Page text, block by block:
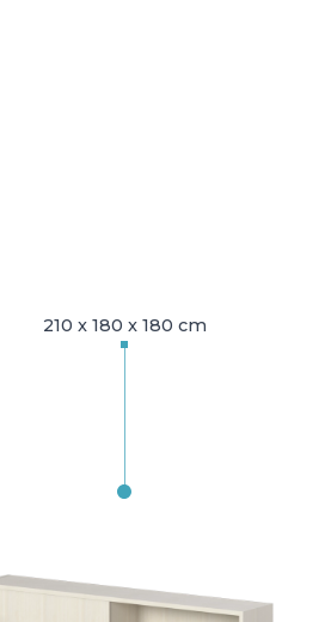
210 x 180 x 180 cm